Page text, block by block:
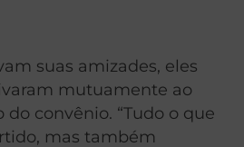
suas amizades, eles
mutuamente ao
convênio. “Tudo o que
mas também